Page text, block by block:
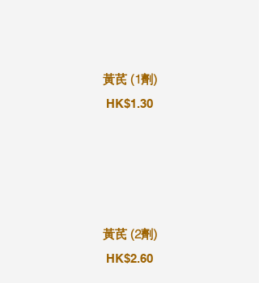
黃芪 (1劑)
HK$1.30
黃芪 (2劑)
HK$2.60